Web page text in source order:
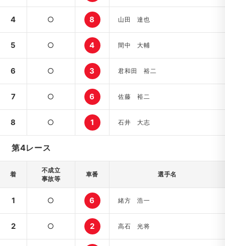
4 ○ 8 山田 達也
5 ○ 4 間中 大輔
6 ○ 3 君和田 裕二
7 ○ 6 佐藤 裕二
8 ○ 1 石井 大志
第4レース
着
不成立
事故等
車番 選手名
1 ○ 6 緒方 浩一
2 ○ 2 高石 光将